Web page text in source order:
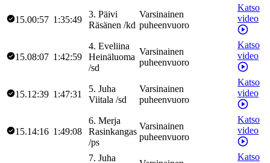
15.00:57 1:35:49
3. Päivi
Räsänen /kd
Varsinainen
puheenvuoro
Katso
video
15.08:07 1:42:59
4. Eveliina
Heinäluoma
/sd
Varsinainen
puheenvuoro
Katso
video
15.12:39 1:47:31
5. Juha
Viitala /sd
Varsinainen
puheenvuoro
Katso
video
15.14:16 1:49:08
6. Merja
Rasinkangas
/ps
Varsinainen
puheenvuoro
Katso
video
7. Juha
Katso